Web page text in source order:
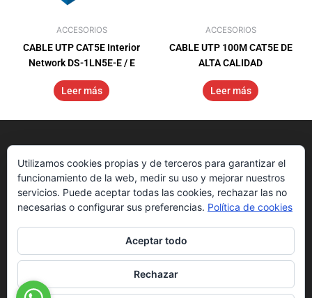
ACCESORIOS
CABLE UTP CAT5E Interior
Network DS-1LN5E-E / E
Leer más
ACCESORIOS
CABLE UTP 100M CAT5E DE
ALTA CALIDAD
Leer más
Nosotros
Sedes
Get Started
Blog
Downloads
Hikvision App
Utilizamos cookies propias y de terceros para garantizar el
funcionamiento de la web, medir su uso y mejorar nuestros
servicios. Puede aceptar todas las cookies, rechazar las no
necesarias o configurar sus preferencias. Política de cookies
Aceptar todo
Rechazar